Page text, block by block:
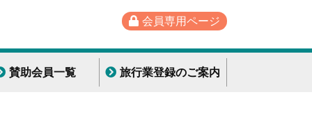
会員専用ページ
賛助会員一覧 旅行業登録のご案内